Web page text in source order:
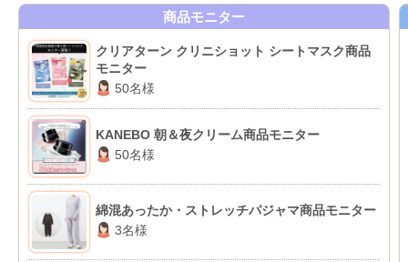
商品モニター
クリアターン クリニショット シートマスク商品
モニター
50名様
KANEBO 朝＆夜クリーム商品モニター
50名様
綿混あったか・ストレッチパジャマ商品モニター
3名様